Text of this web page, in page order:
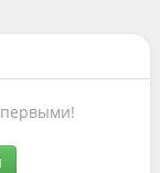
первыми!